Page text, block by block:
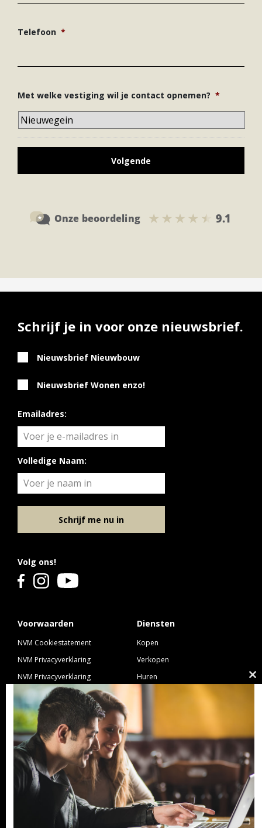
Telefoon *
Met welke vestiging wil je contact opnemen? *
Voorwaarden
NVM Cookiestatement
NVM Privacyverklaring
NVM Privacyverklaring
Nieuwbouw
NVM Voorwaarden Consument
NVM Voorwaarden
Professionele Opdrachtgevers
Diensten
Kopen
Verkopen
Huren
Hypotheek
Verzekeren
Links
Ibiza Real Estate BDK
Volg ons!
Schrijf je in voor onze nieuwsbrief.
Nieuwsbrief Nieuwbouw
Nieuwsbrief Wonen enzo!
Emailadres:
Volledige Naam:
Schrijf me nu in